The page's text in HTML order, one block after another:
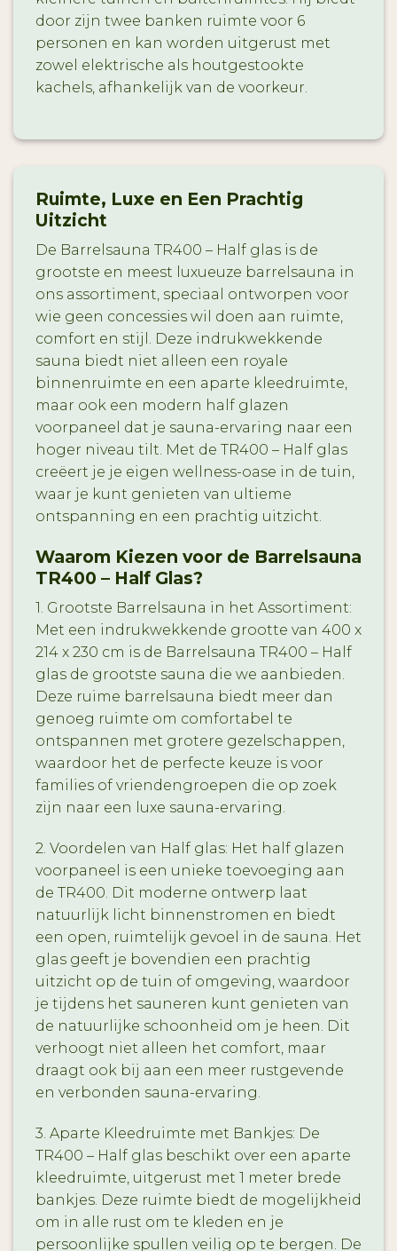
door zijn twee banken ruimte voor 6
personen en kan worden uitgerust met
zowel elektrische als houtgestookte
kachels, afhankelijk van de voorkeur.
Ruimte, Luxe en Een Prachtig
Uitzicht
De Barrelsauna TR400 – Half glas is de
grootste en meest luxueuze barrelsauna in
ons assortiment, speciaal ontworpen voor
wie geen concessies wil doen aan ruimte,
comfort en stijl. Deze indrukwekkende
sauna biedt niet alleen een royale
binnenruimte en een aparte kleedruimte,
maar ook een modern half glazen
voorpaneel dat je sauna-ervaring naar een
hoger niveau tilt. Met de TR400 – Half glas
creëert je je eigen wellness-oase in de tuin,
waar je kunt genieten van ultieme
ontspanning en een prachtig uitzicht.
Waarom Kiezen voor de Barrelsauna
TR400 – Half Glas?
1. Grootste Barrelsauna in het Assortiment:
Met een indrukwekkende grootte van 400 x
214 x 230 cm is de Barrelsauna TR400 – Half
glas de grootste sauna die we aanbieden.
Deze ruime barrelsauna biedt meer dan
genoeg ruimte om comfortabel te
ontspannen met grotere gezelschappen,
waardoor het de perfecte keuze is voor
families of vriendengroepen die op zoek
zijn naar een luxe sauna-ervaring.
2. Voordelen van Half glas: Het half glazen
voorpaneel is een unieke toevoeging aan
de TR400. Dit moderne ontwerp laat
natuurlijk licht binnenstromen en biedt
een open, ruimtelijk gevoel in de sauna. Het
glas geeft je bovendien een prachtig
uitzicht op de tuin of omgeving, waardoor
je tijdens het sauneren kunt genieten van
de natuurlijke schoonheid om je heen. Dit
verhoogt niet alleen het comfort, maar
draagt ook bij aan een meer rustgevende
en verbonden sauna-ervaring.
3. Aparte Kleedruimte met Bankjes: De
TR400 – Half glas beschikt over een aparte
kleedruimte, uitgerust met 1 meter brede
bankjes. Deze ruimte biedt de mogelijkheid
om in alle rust om te kleden en je
persoonlijke spullen veilig op te bergen. De